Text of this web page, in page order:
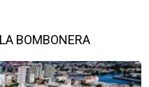
BOMBONERA